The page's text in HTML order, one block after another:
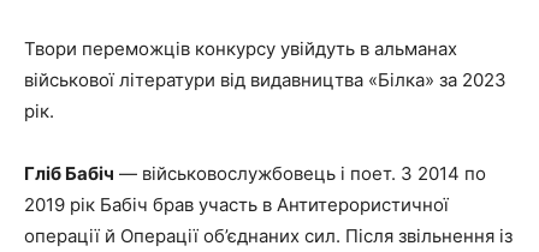
Твори переможців конкурсу увійдуть в альманах
військової літератури від видавництва «Білка» за 2023
рік.
Гліб Бабіч — військовослужбовець і поет. З 2014 по
2019 рік Бабіч брав участь в Антитерористичної
операції й Операції об’єднаних сил. Після звільнення із